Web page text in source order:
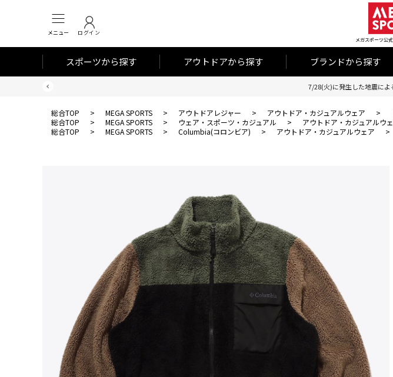
メニュー ログイン
メガスポーツ公
スポーツから探す アウトドアから探す ブランドから探す
7/28(火)に発生した地震に
総合TOP > MEGA SPORTS > アウトドアレジャー > アウトドア・カジュアルウェア >
総合TOP
> MEGA SPORTS > ウェア・スポーツ・カジュアル > アウトドア・カジュアルウ
総合TOP
> MEGA SPORTS > Columbia(コロンビア) > アウトドア・カジュアルウェア >